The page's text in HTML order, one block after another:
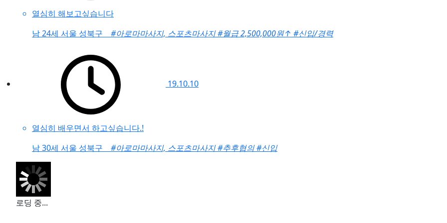
열심히 해보고싶습니다
남24세 서울 성북구 #아로마마사지, 스포츠마사지#월급 2,500,000원↑ #신입/경력
19.10.10
열심히 배우면서 하고싶습니다.!
남30세 서울 성북구 #아로마마사지, 스포츠마사지#추후협의#신입
더이상 게시물이 없습니다.